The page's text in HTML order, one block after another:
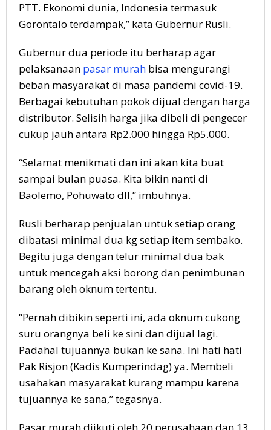
PTT. Ekonomi dunia, Indonesia termasuk
Gorontalo terdampak,” kata Gubernur Rusli.
Gubernur dua periode itu berharap agar
pelaksanaan pasar murah bisa mengurangi
beban masyarakat di masa pandemi covid-19.
Berbagai kebutuhan pokok dijual dengan harga
distributor. Selisih harga jika dibeli di pengecer
cukup jauh antara Rp2.000 hingga Rp5.000.
“Selamat menikmati dan ini akan kita buat
sampai bulan puasa. Kita bikin nanti di
Baolemo, Pohuwato dll,” imbuhnya.
Rusli berharap penjualan untuk setiap orang
dibatasi minimal dua kg setiap item sembako.
Begitu juga dengan telur minimal dua bak
untuk mencegah aksi borong dan penimbunan
barang oleh oknum tertentu.
“Pernah dibikin seperti ini, ada oknum cukong
suru orangnya beli ke sini dan dijual lagi.
Padahal tujuannya bukan ke sana. Ini hati hati
Pak Risjon (Kadis Kumperindag) ya. Membeli
usahakan masyarakat kurang mampu karena
tujuannya ke sana,” tegasnya.